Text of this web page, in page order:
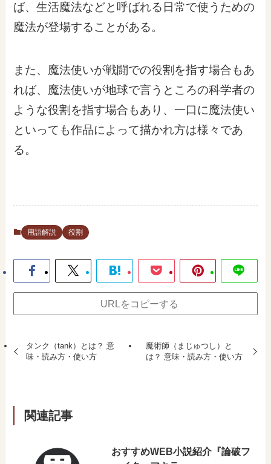
ば、生活魔法などと呼ばれる日常で使うための
魔法が登場することがある。
また、魔法使いが戦闘での役割を指す場合もあ
れば、魔法使いが地球で言うところの科学者の
ような役割を指す場合もあり、一口に魔法使い
といっても作品によって描かれ方は様々であ
る。
用語解説 役割
URLをコピーする
タンク（tank）とは？ 意
味・読み方・使い方
魔術師（まじゅつし）と
は？ 意味・読み方・使い方
関連記事
おすすめWEB小説紹介『論破フ